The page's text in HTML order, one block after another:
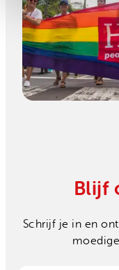
Blijf
Schrijf je in en